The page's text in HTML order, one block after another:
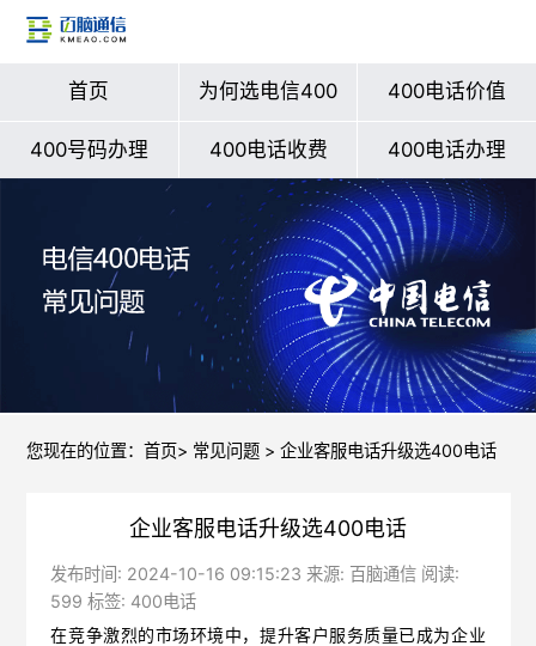
首页 为何选电信400 400电话价值
400号码办理 400电话收费 400电话办理
您现在的位置： 首页> 常见问题> 企业客服电话升级选400电话
企业客服电话升级选400电话
发布时间: 2024-10-16 09:15:23 来源: 百脑通信 阅读:
599 标签: 400电话
在竞争激烈的市场环境中，提升客户服务质量已成为企业